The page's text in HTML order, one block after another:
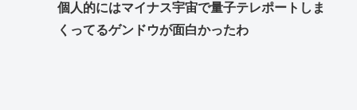
個人的にはマイナス宇宙で量子テレポートしま
くってるゲンドウが面白かったわ